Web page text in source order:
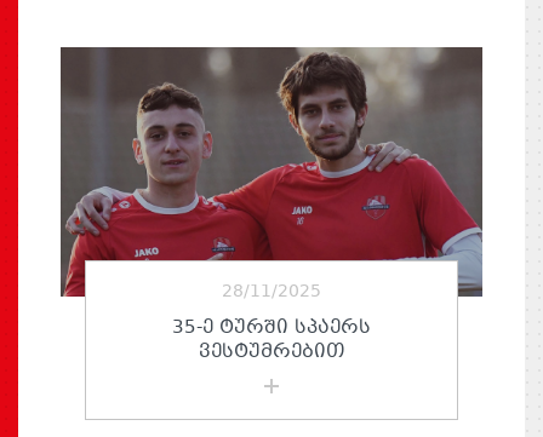
28/11/2025
35-Ე ᲢᲣᲠᲨᲘ ᲡᲞᲐᲔᲠᲡ
ᲕᲔᲡᲢᲣᲛᲠᲔᲑᲘᲗ